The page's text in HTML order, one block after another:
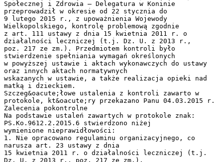
Społecznej i Zdrowia – Delegatura w Koninie
przeprowadził w okresie od 22 stycznia do
9 lutego 2015 r., z upoważnienia Wojewody
Wielkopolskiego, kontrolę problemową zgodnie
z art. 111 ustawy z dnia 15 kwietnia 2011 r. o
działalności leczniczej (t.j. Dz. U. z 2013 r.,
poz. 217 ze zm.). Przedmiotem kontroli było
stwierdzenie spełniania wymagań określonych
w powyższej ustawie i aktach wykonawczych do ustawy
oraz innych aktach normatywnych
wskazanych w ustawie, a także realizacja opieki nad
matką i dzieckiem.
Szczeg&oacute;łowe ustalenia z kontroli zawarto w
protokole, kt&oacute;ry przekazano Panu 04.03.2015 r.
Zalecenia pokontrolne
Na podstawie ustaleń zawartych w protokole znak:
PS.Ko.9612.2.2015.6 stwierdzono niżej
wymienione nieprawidłowości:
1. Nie opracowano regulaminu organizacyjnego, co
narusza art. 23 ustawy z dnia
15 kwietnia 2011 r. o działalności leczniczej (t.j.
Dz. U. z 2013 r., poz. 217 ze zm.).